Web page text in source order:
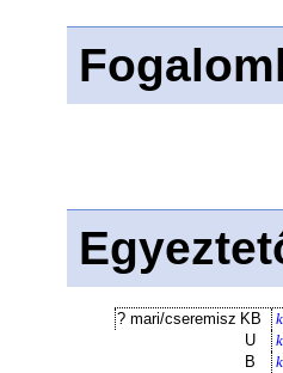
? mari/cseremisz KB
U
B